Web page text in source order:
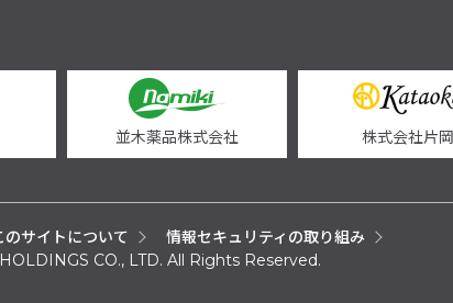
並木薬品株式会社 株式会社片岡
のサイトについて
情報セキュリティの取り組み
CO., LTD. All Rights Reserved.